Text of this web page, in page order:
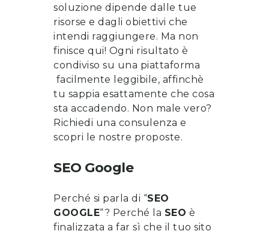
soluzione dipende dalle tue
risorse e dagli obiettivi che
intendi raggiungere. Ma non
finisce qui! Ogni risultato è
condiviso su una piattaforma
facilmente leggibile, affinchè
tu sappia esattamente che cosa
sta accadendo. Non male vero?
Richiedi una consulenza e
scopri le nostre proposte.
SEO Google
Perché si parla di “SEO
GOOGLE“? Perché la SEO è
finalizzata a far sì che il tuo sito